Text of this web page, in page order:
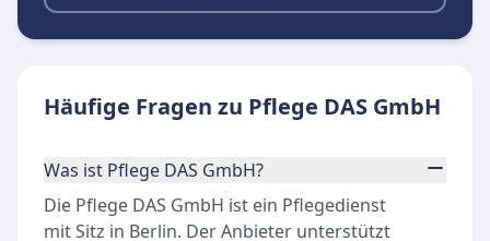
Häufige Fragen zu Pflege DAS GmbH
Was ist Pflege DAS GmbH?
Die Pflege DAS GmbH ist ein Pflegedienst
mit Sitz in Berlin. Der Anbieter unterstützt